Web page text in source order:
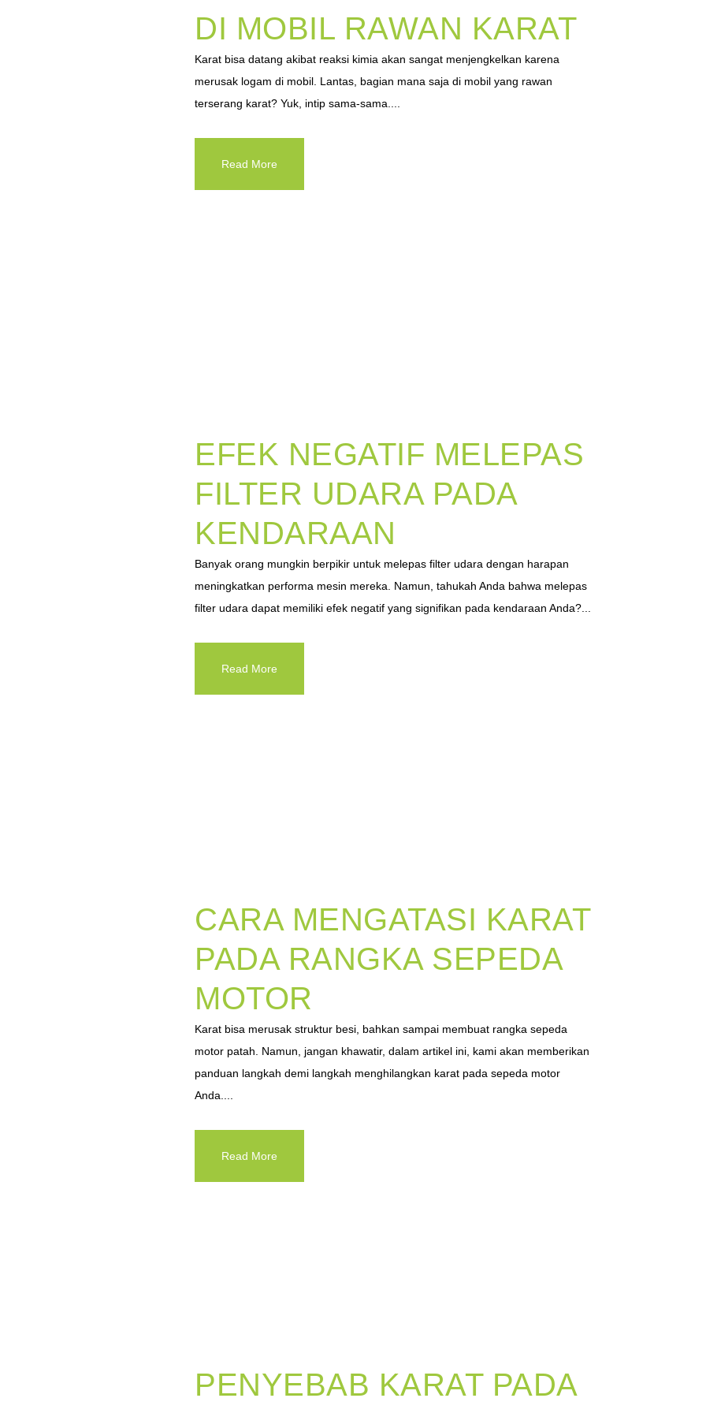
DI MOBIL RAWAN KARAT
Karat bisa datang akibat reaksi kimia akan sangat menjengkelkan karena
merusak logam di mobil. Lantas, bagian mana saja di mobil yang rawan
terserang karat? Yuk, intip sama-sama....
Read More
EFEK NEGATIF MELEPAS
FILTER UDARA PADA
KENDARAAN
Banyak orang mungkin berpikir untuk melepas filter udara dengan harapan
meningkatkan performa mesin mereka. Namun, tahukah Anda bahwa melepas
filter udara dapat memiliki efek negatif yang signifikan pada kendaraan Anda?...
Read More
CARA MENGATASI KARAT
PADA RANGKA SEPEDA
MOTOR
Karat bisa merusak struktur besi, bahkan sampai membuat rangka sepeda
motor patah. Namun, jangan khawatir, dalam artikel ini, kami akan memberikan
panduan langkah demi langkah menghilangkan karat pada sepeda motor
Anda....
Read More
PENYEBAB KARAT PADA